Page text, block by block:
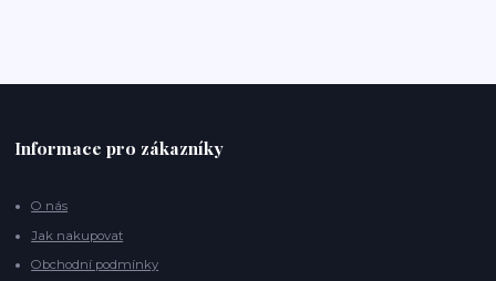
Informace pro zákazníky
O nás
Jak nakupovat
Obchodní podmínky